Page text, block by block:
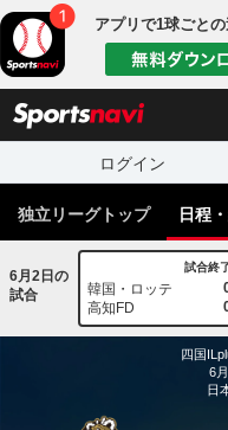
アプリで1球ごと
ログイン
独立リーグトップ 日程
6月2日の
試合
試合終
韓国・ロッテ
高知FD
四国
6
日